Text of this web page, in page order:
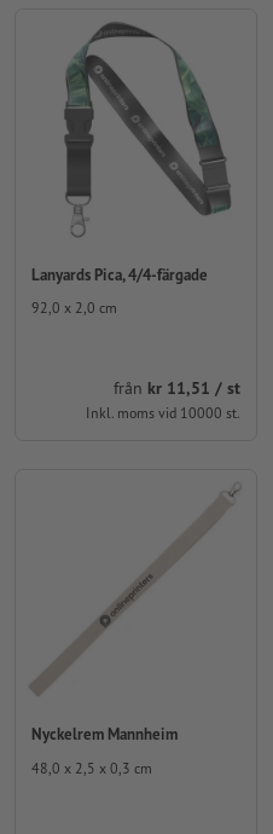
Lanyards Pica, 4/4-färgade
92,0 x 2,0 cm
från kr 11,51 / st
Inkl. moms vid 10000 st.
Nyckelrem Mannheim
48,0 x 2,5 x 0,3 cm